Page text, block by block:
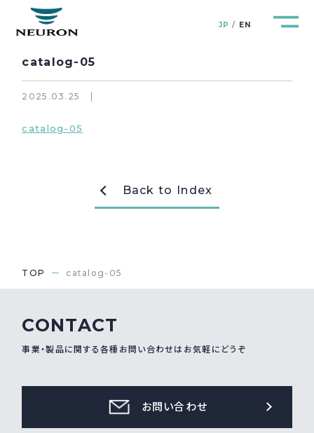
JP EN
管路防災研究所
採用情報 Recruit
お問い合わせ
catalog-05
2025.03.25
catalog-05
Back to Index
TOP catalog-05
CONTACT
事業・製品に関する各種お問い合わせはお気軽にどうぞ
お問い合わせ